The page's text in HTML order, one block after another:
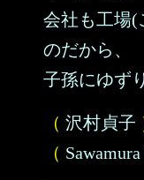
会社も工場(
のだから、
子孫にゆず
（ 沢村貞子
（